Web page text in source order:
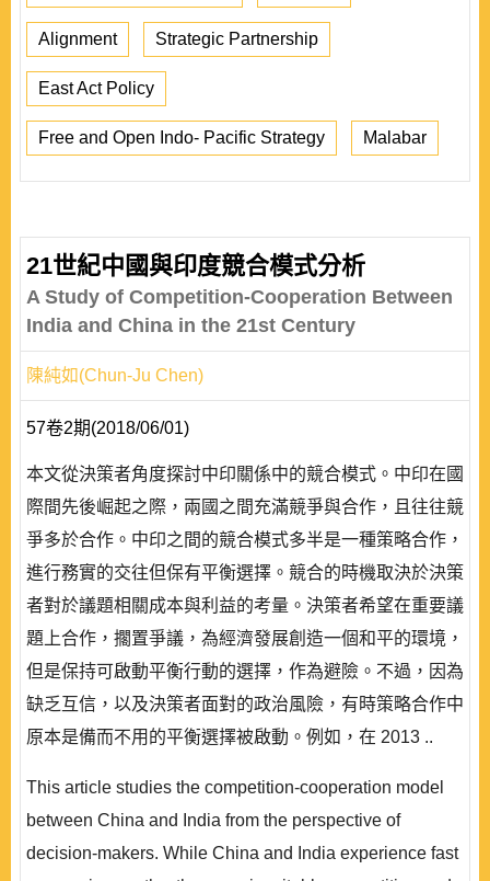
Alignment Strategic Partnership
East Act Policy
Free and Open Indo- Pacific Strategy Malabar
21世紀中國與印度競合模式分析
A Study of Competition-Cooperation Between
India and China in the 21st Century
陳純如(Chun-Ju Chen)
57卷2期(2018/06/01)
本文從決策者角度探討中印關係中的競合模式。中印在國
際間先後崛起之際，兩國之間充滿競爭與合作，且往往競
爭多於合作。中印之間的競合模式多半是一種策略合作，
進行務實的交往但保有平衡選擇。競合的時機取決於決策
者對於議題相關成本與利益的考量。決策者希望在重要議
題上合作，擱置爭議，為經濟發展創造一個和平的環境，
但是保持可啟動平衡行動的選擇，作為避險。不過，因為
缺乏互信，以及決策者面對的政治風險，有時策略合作中
原本是備而不用的平衡選擇被啟動。例如，在 2013 ..
This article studies the competition-cooperation model
between China and India from the perspective of
decision-makers. While China and India experience fast